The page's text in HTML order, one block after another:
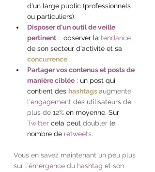
d'un large public (professionnels
ou particuliers).
Disposer d'un outil de veille
pertinent :  observer la tendance
de son secteur d'activité et sa
concurrence
Partager vos contenus et posts de
manière ciblée : un post qui
contient des hashtagsaugmente
l'engagement des utilisateurs de
plus de 12% en moyenne. Sur
Twitter cela peut doubler le
nombre de retweets.
Vous en savez maintenant un peu plus
sur l'émergence du hashtag et son